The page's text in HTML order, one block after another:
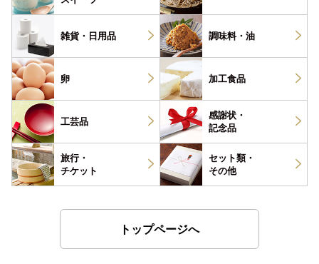
雑貨・ 日用品 調味料・ 油
卵 加工食品
工芸品
感謝状・
記念品
旅行・
チケット
セット類・
その他
トップページへ